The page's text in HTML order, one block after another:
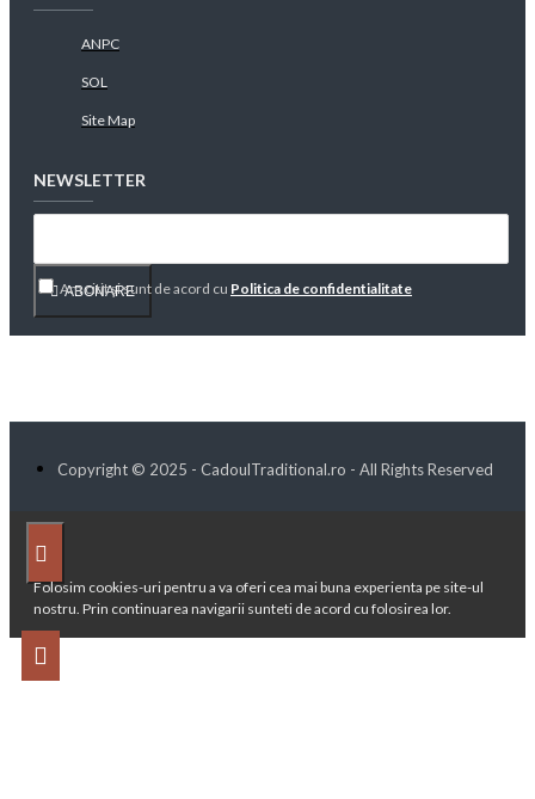
ANPC
SOL
Site Map
NEWSLETTER
ABONARE
Am citit şi sunt de acord cu Politica de confidentialitate
Copyright © 2025 - CadoulTraditional.ro - All Rights Reserved
Folosim cookies-uri pentru a va oferi cea mai buna experienta pe site-ul
nostru. Prin continuarea navigarii sunteti de acord cu folosirea lor.